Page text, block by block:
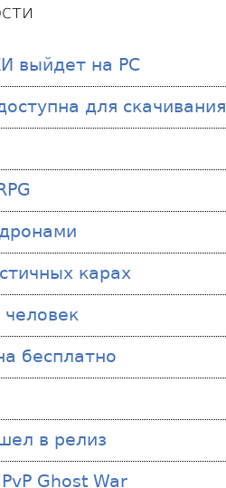
выйдет на PC
для скачивания
карах
человек
бесплатно
в релиз
Ghost War